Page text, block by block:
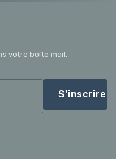
votre boîte mail.
S'inscrire